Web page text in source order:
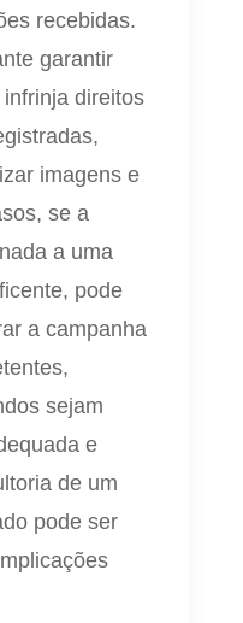
recebidas.
garantir
direitos
imagens e
se a
a uma
pode
a campanha
sejam
e
de um
pode ser